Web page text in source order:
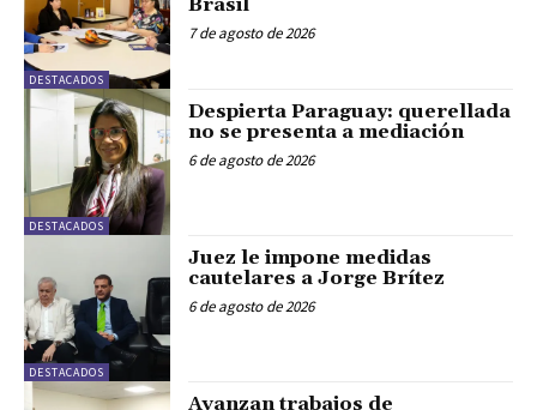
DESTACADOS
Brasil
7 de agosto de 2026
DESTACADOS
Despierta Paraguay: querellada
no se presenta a mediación
6 de agosto de 2026
DESTACADOS
Juez le impone medidas
cautelares a Jorge Brítez
6 de agosto de 2026
Avanzan trabajos de